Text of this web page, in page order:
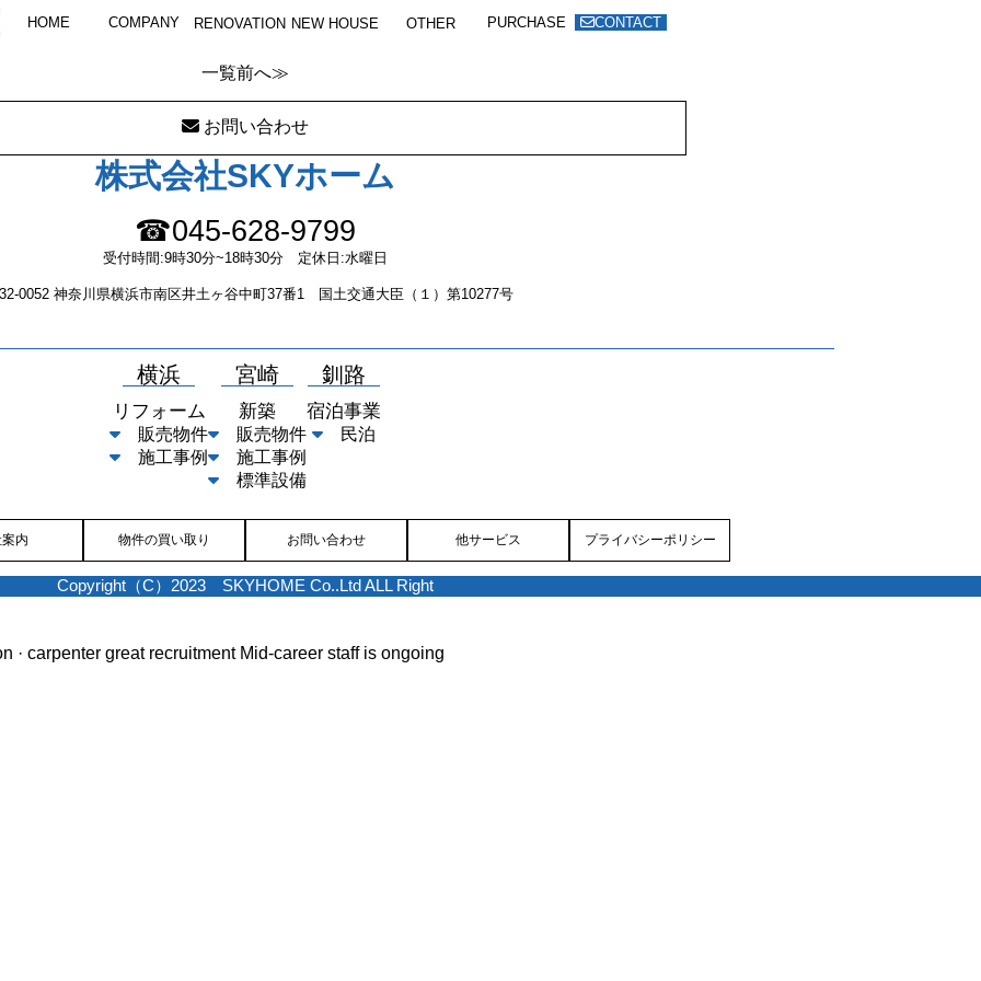
HOME COMPANY RENOVATION NEW HOUSE OTHER PURCHASE CONTACT
図1
一覧前へ≫
お問い合わせ
株式会社SKYホーム
☎045-628-9799
受付時間:9時30分~18時30分 定休日:水曜日
0052 神奈川県横浜市南区井土ヶ谷中町37番1 国土交通大臣（１）第10277号
横浜
リフォーム
販売物件
施工事例
宮崎
新築
販売物件
施工事例
標準設備
釧路
宿泊事業
民泊
内 物件の買い取り お問い合わせ 他サービス プライバシーポリシー
Copyright（C）2023 SKYHOME Co..Ltd ALL Right
· carpenter great recruitment Mid-career staff is ongoing